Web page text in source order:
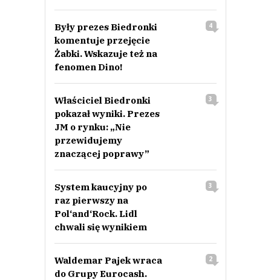
Były prezes Biedronki
komentuje przejęcie
Żabki. Wskazuje też na
fenomen Dino!
4
Właściciel Biedronki
pokazał wyniki. Prezes
JM o rynku: „Nie
przewidujemy
znaczącej poprawy”
3
System kaucyjny po
raz pierwszy na
Pol‘and‘Rock. Lidl
chwali się wynikiem
3
Waldemar Pajek wraca
do Grupy Eurocash.
2